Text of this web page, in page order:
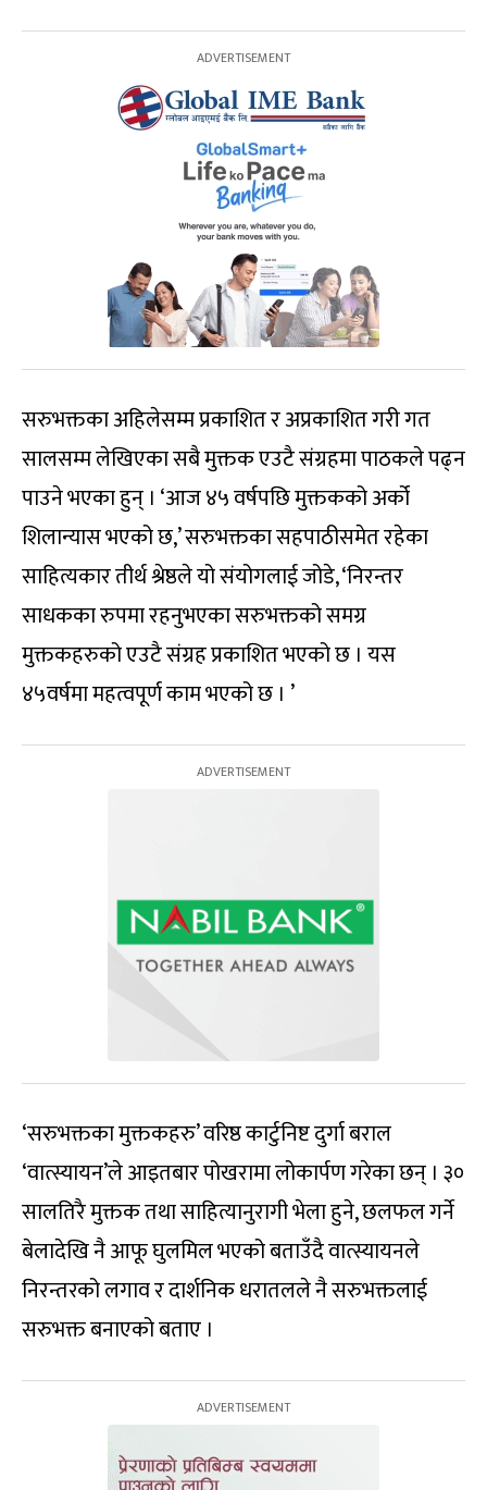
सरुभक्तका अहिलेसम्म प्रकाशित र अप्रकाशित गरी गत
सालसम्म लेखिएका सबै मुक्तक एउटै संग्रहमा पाठकले पढ्न
पाउने भएका हुन् । ‘आज ४५ वर्षपछि मुक्तकको अर्को
शिलान्यास भएको छ,’ सरुभक्तका सहपाठीसमेत रहेका
साहित्यकार तीर्थ श्रेष्ठले यो संयोगलाई जोडे, ‘निरन्तर
साधकका रुपमा रहनुभएका सरुभक्तको समग्र
मुक्तकहरुको एउटै संग्रह प्रकाशित भएको छ । यस
४५वर्षमा महत्वपूर्ण काम भएको छ । ’
‘सरुभक्तका मुक्तकहरु’ वरिष्ठ कार्टुनिष्ट दुर्गा बराल
‘वात्स्यायन’ले आइतबार पोखरामा लोकार्पण गरेका छन् । ३०
सालतिरै मुक्तक तथा साहित्यानुरागी भेला हुने, छलफल गर्ने
बेलादेखि नै आफू घुलमिल भएको बताउँदै वात्स्यायनले
निरन्तरको लगाव र दार्शनिक धरातलले नै सरुभक्तलाई
सरुभक्त बनाएको बताए ।